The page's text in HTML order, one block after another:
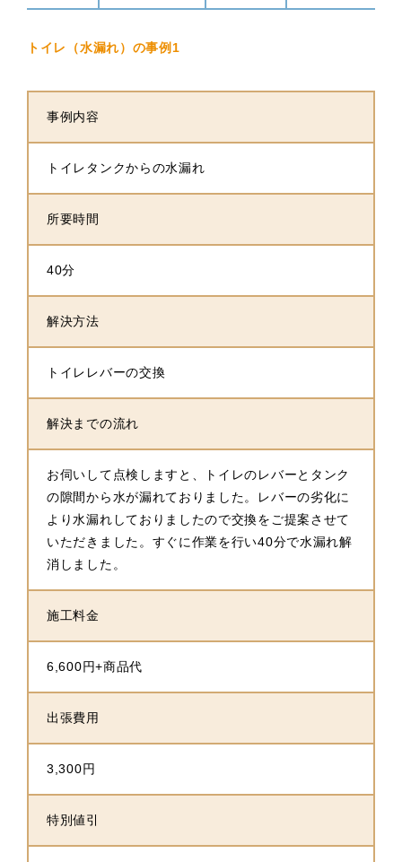
トイレ（水漏れ）の事例1
事例内容
トイレタンクからの水漏れ
所要時間
40分
解決方法
トイレレバーの交換
解決までの流れ
お伺いして点検しますと、トイレのレバーとタンク
の隙間から水が漏れておりました。レバーの劣化に
より水漏れしておりましたので交換をご提案させて
いただきました。すぐに作業を行い40分で水漏れ解
消しました。
施工料金
6,600円+商品代
出張費用
3,300円
特別値引